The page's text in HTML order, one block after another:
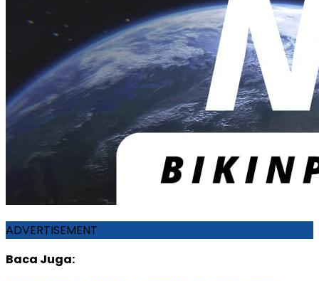
ADVERTISEMENT
Baca Juga: